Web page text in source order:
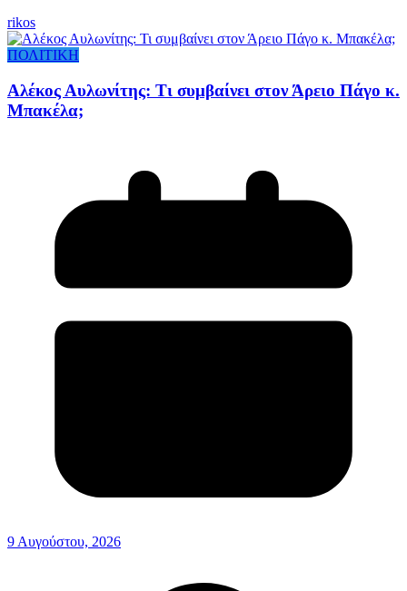
rikos
ΠΟΛΙΤΙΚΗ
Αλέκος Αυλωνίτης: Τι συμβαίνει στον Άρειο Πάγο κ.
Μπακέλα;
9 Αυγούστου, 2026